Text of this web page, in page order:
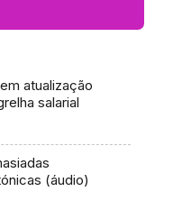
atualização
salarial
(áudio)